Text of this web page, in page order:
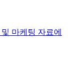
마케팅 자료에